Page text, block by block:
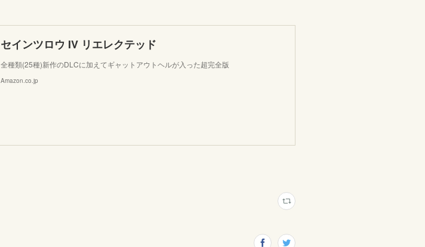
セインツロウ IV リエレクテッド
全種類(25種)新作のDLCに加えてギャットアウトヘルが入った超完全版
Amazon.co.jp